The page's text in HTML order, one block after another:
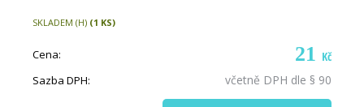
SKLADEM (H) (1 KS)
Cena: 21 Kč
Sazba DPH: včetně DPH dle § 90